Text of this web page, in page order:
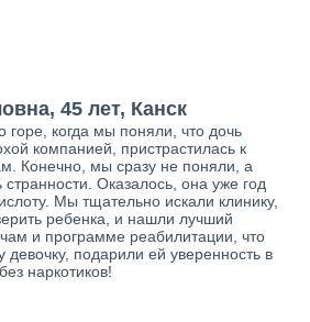
45 лет, Канск
когда мы поняли, что дочь
компанией, пристрастилась к
Конечно, мы сразу не поняли, а
Оказалось, она уже год
Мы тщательно искали клинику,
ребенка, и нашли лучший
и программе реабилитации, что
девочку, подарили ей уверенность в
наркотиков!